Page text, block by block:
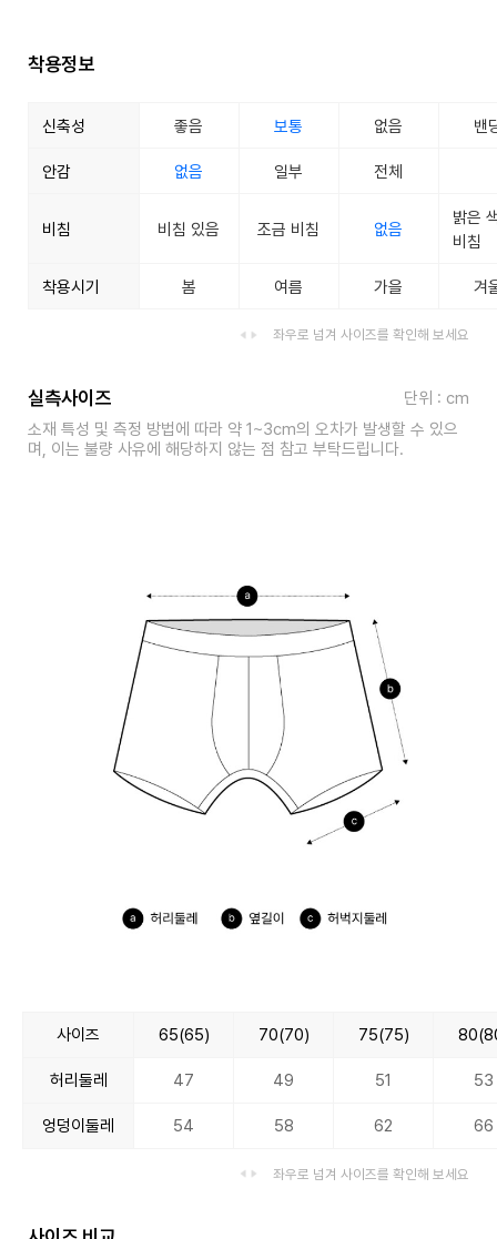
착용정보
신축성 좋음 보통 없음 밴
안감 없음 일부 전체
비침 비침 있음 조금 비침 없음
밝은
비침
착용시기 봄 여름 가을 겨
좌우로 넘겨 사이즈를 확인해 보세요
실측사이즈
단위 : cm
소재 특성 및 측정 방법에 따라 약 1~3cm의 오차가 발생할 수 있으
며, 이는 불량 사유에 해당하지 않는 점 참고 부탁드립니다.
사이즈 65(65) 70(70) 75(75)
허리둘레 47 49 51 53
엉덩이둘레 54 58 62 66
좌우로 넘겨 사이즈를 확인해 보세요